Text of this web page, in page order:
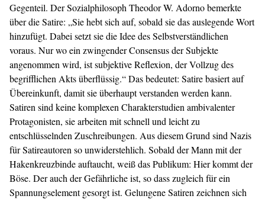
Gegenteil. Der Sozialphilosoph Theodor W. Adorno bemerkte
über die Satire: „Sie hebt sich auf, sobald sie das auslegende Wort
hinzufügt. Dabei setzt sie die Idee des Selbstverständlichen
voraus. Nur wo ein zwingender Consensus der Subjekte
angenommen wird, ist subjektive Reflexion, der Vollzug des
begrifflichen Akts überflüssig.“ Das bedeutet: Satire basiert auf
Übereinkunft, damit sie überhaupt verstanden werden kann.
Satiren sind keine komplexen Charakterstudien ambivalenter
Protagonisten, sie arbeiten mit schnell und leicht zu
entschlüsselnden Zuschreibungen. Aus diesem Grund sind Nazis
für Satireautoren so unwiderstehlich. Sobald der Mann mit der
Hakenkreuzbinde auftaucht, weiß das Publikum: Hier kommt der
Böse. Der auch der Gefährliche ist, so dass zugleich für ein
Spannungselement gesorgt ist. Gelungene Satiren zeichnen sich